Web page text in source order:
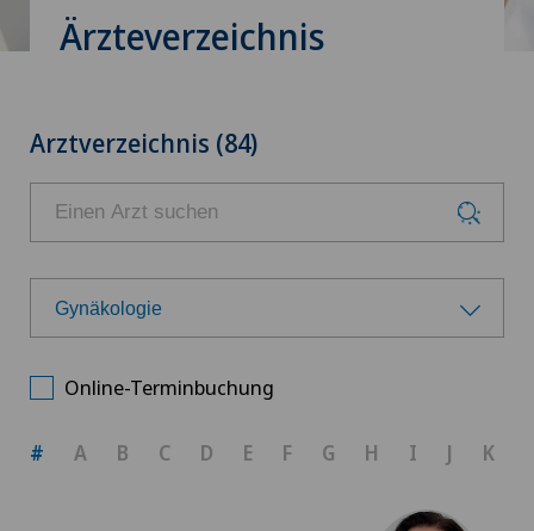
Ärzteverzeichnis
Arztverzeichnis (84)
Gynäkologie
Online-Terminbuchung
# A B C D E F G H I J K